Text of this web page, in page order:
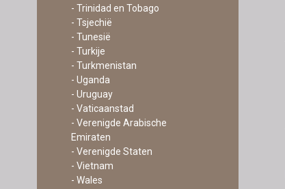
- Trinidad en Tobago
- Tsjechië
- Tunesië
- Turkije
- Turkmenistan
- Uganda
- Uruguay
- Vaticaanstad
- Verenigde Arabische
Emiraten
- Verenigde Staten
- Vietnam
- Wales